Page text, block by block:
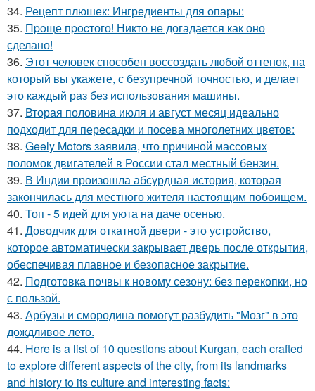
34. Рецепт плюшек: Ингредиенты для опары:
35. Пpoще пpocтого! Никто не догадается как оно
сделано!
36. Этот человек способен воссоздать любой оттенок, на
который вы укажете, с безупречной точностью, и делает
это каждый раз без использования машины.
37. Вторая половина июля и август месяц идеально
подходит для пересадки и посева многолетних цветов:
38. Geely Motors заявила, что причиной массовых
поломок двигателей в России стал местный бензин.
39. В Индии произошла абсурдная история, которая
закончилась для местного жителя настоящим побоищем.
40. Топ - 5 идей для уюта на даче осенью.
41. Доводчик для откатной двери - это устройство,
которое автоматически закрывает дверь после открытия,
обеспечивая плавное и безопасное закрытие.
42. Подготовка почвы к новому сезону: без перекопки, но
с пользой.
43. Арбузы и смородина помогут разбудить "Мозг" в это
дождливое лето.
44. Here is a list of 10 questions about Kurgan, each crafted
to explore different aspects of the city, from its landmarks
and history to its culture and interesting facts: